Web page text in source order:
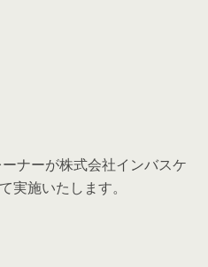
ナーが株式会社インバスケ
実施いたします。